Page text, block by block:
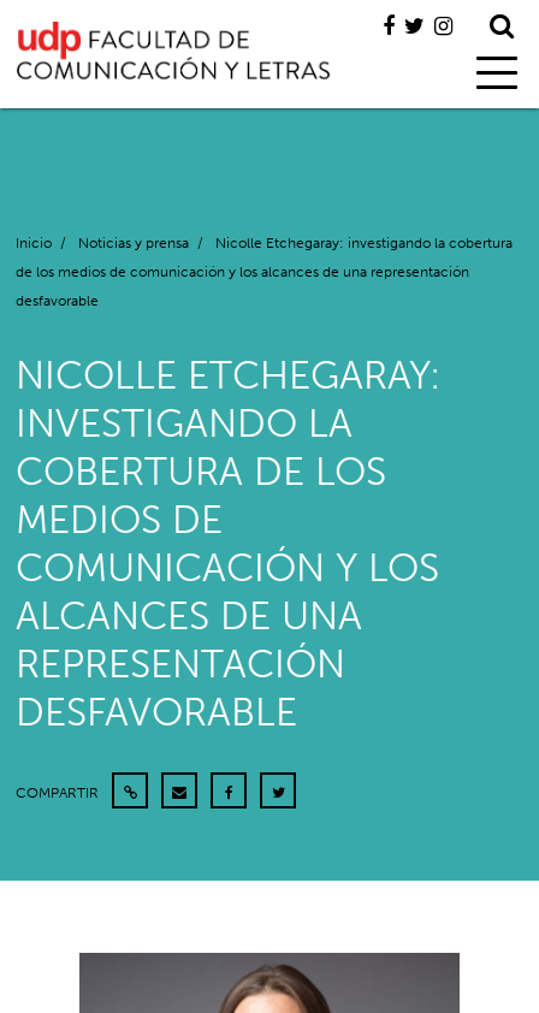
Inicio / Noticias y prensa /
Nicolle Etchegaray: investigando la cobertura
de los medios de comunicación y los alcances de una representación
desfavorable
NICOLLE ETCHEGARAY:
INVESTIGANDO LA
COBERTURA DE LOS
MEDIOS DE
COMUNICACIÓN Y LOS
ALCANCES DE UNA
REPRESENTACIÓN
DESFAVORABLE
COMPARTIR